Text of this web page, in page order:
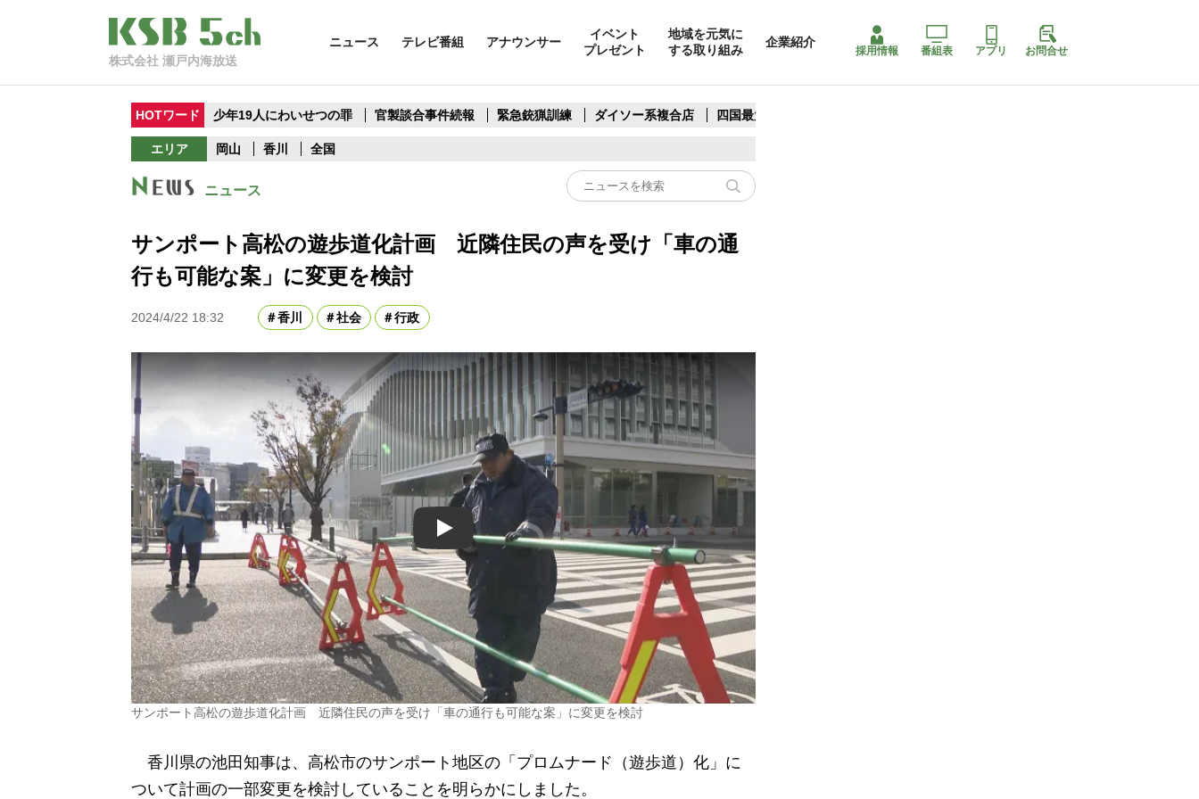
株式会社 瀬戸内海放送
ニュース テレビ番組 アナウンサー
イベント
プレゼント
地域を元気に
する取り組み
企業紹介
採用情報 番組表 アプリ お問合せ
HOTワード 少年19人にわいせつの罪 官製談合事件続報 緊急銃猟訓練 ダイソー系複合店 四国最大スリコ
エリア 岡山 香川 全国
ニュース
サンポート高松の遊歩道化計画 近隣住民の声を受け「車の通
行も可能な案」に変更を検討
2024/4/22 18:32 香川 社会 行政
Play
サンポート高松の遊歩道化計画 近隣住民の声を受け「車の通行も可能な案」に変更を検討
香川県の池田知事は、高松市のサンポート地区の「プロムナード（遊歩道）化」に
ついて計画の一部変更を検討していることを明らかにしました。